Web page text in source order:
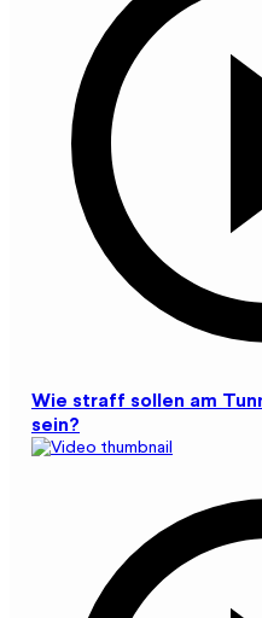
Wie straff sollen am
sein?